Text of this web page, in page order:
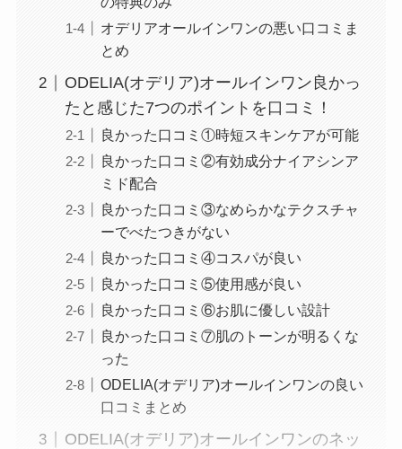
オデリアオールインワンの悪い⼝コミま
とめ
ODELIA(オデリア)オールインワン良かっ
たと感じた7つのポイントを⼝コミ！
良かった口コミ①時短スキンケアが可能
良かった口コミ②有効成分ナイアシンア
ミド配合
良かった口コミ③なめらかなテクスチャ
ーでべたつきがない
良かった口コミ④コスパが良い
良かった口コミ⑤使用感が良い
良かった口コミ⑥お肌に優しい設計
良かった口コミ⑦肌のトーンが明るくな
った
ODELIA(オデリア)オールインワンの良い
⼝コミまとめ
ODELIA(オデリア)オールインワンのネッ